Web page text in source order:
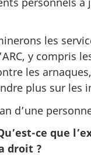
les
y compris
les
plus sur les
d’une
ce que
droit ?